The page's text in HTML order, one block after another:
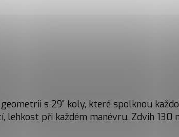
s 29" koly, které spolknou
při každém manévru. Zdvih 130